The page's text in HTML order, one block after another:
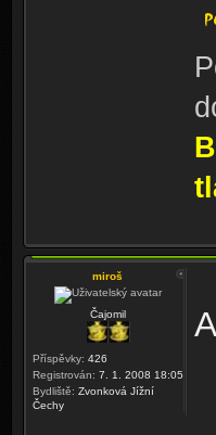
miroš
Čajomil
Příspěvky: 426
Registrován: 7. 1. 2008 18:05
Bydliště: Zvonková Jížní
Čechy